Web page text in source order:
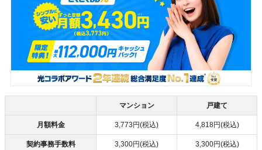
マンション 戸建て
月額料金 3,773円(税込) 4,818円(税込)
契約事務手数料 3,300円(税込) 3,300円(税込)